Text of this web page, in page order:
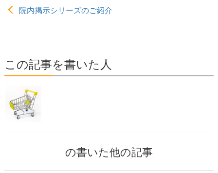
院内掲示シリーズのご紹介
この記事を書いた人
の書いた他の記事